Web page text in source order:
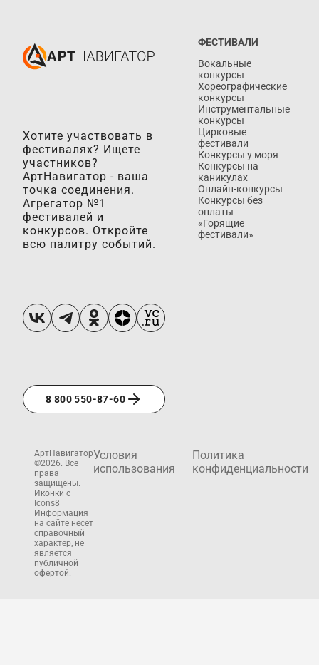
Хотите участвовать в
фестивалях? Ищете
участников?
АртНавигатор - ваша
точка соединения.
Агрегатор №1
фестивалей и
конкурсов. Откройте
всю палитру событий.
8 800 550-87-60
ФЕСТИВАЛИ
Вокальные
конкурсы
Хореографические
конкурсы
Инструментальные
конкурсы
Цирковые
фестивали
Конкурсы у моря
Конкурсы на
каникулах
Онлайн-конкурсы
Конкурсы без
оплаты
«Горящие
фестивали»
АртНавигатор
©2026. Все
права
защищены.
Иконки с
Icons8
Информация
на сайте несет
справочный
характер, не
является
публичной
офертой.
Условия
использования
Политика
конфиденциальности